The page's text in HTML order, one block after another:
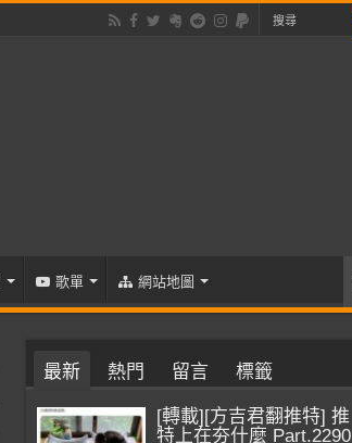
歌單 網站地圖
最新 熱門 留言 標籤
[轉載][方吉君翻推特] 推
特上在夯什麼 Part.2290